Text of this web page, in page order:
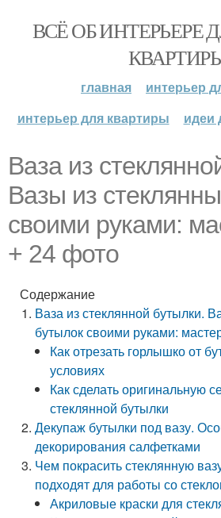
ВСЁ ОБ ИНТЕРЬЕРЕ
главная
интерьер
интерьер для квартиры
идеи
Ваза из
Вазы из
своими руками:
+ 24 фото
Содержание
Ваза из стеклянной бутылки.
бутылок своими руками:
Как отрезать горлышко от
условиях
Как сделать оригинальную
стеклянной бутылки
Декупаж бутылки под вазу.
декорирования салфетками
Чем покрасить стеклянную
подходят для работы со
Акриловые краски для